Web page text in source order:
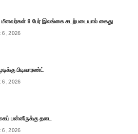
மீனவர்கள் 8 பேர் இலங்கை கடற்படையால் கைது
6, 2026
பிடிவாரண்ட்
6, 2026
பன்னீருக்கு தடை
6, 2026